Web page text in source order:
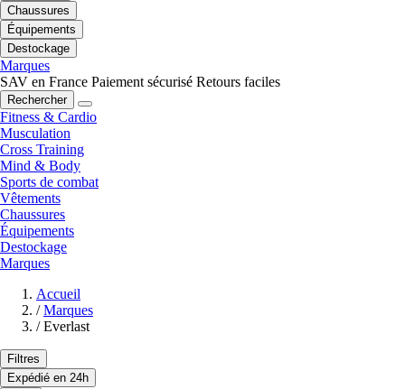
Chaussures
Équipements
Destockage
Marques
SAV en France Paiement sécurisé Retours faciles
Rechercher
Fitness & Cardio
Musculation
Cross Training
Mind & Body
Sports de combat
Vêtements
Chaussures
Équipements
Destockage
Marques
Accueil
/ Marques
/ Everlast
Filtres
Expédié en 24h